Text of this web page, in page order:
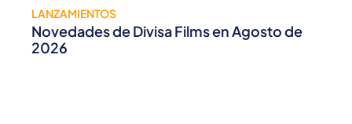
LANZAMIENTOS
Novedades de Divisa Films en Agosto de
2026